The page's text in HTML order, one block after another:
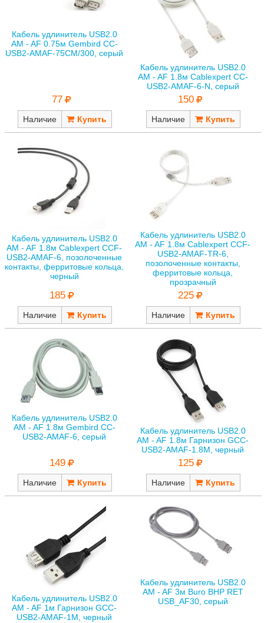
Кабель удлинитель USB2.0
AM - AF 0.75м Gembird CC-
USB2-AMAF-75CM/300, серый
77
Наличие
Кабель удлинитель USB2.0
AM - AF 1.8м Cablexpert CC-
USB2-AMAF-6-N, серый
150
Наличие
Кабель удлинитель USB2.0
AM - AF 1.8м Cablexpert CCF-
USB2-AMAF-6, позолоченные
контакты, ферритовые кольца,
черный
185
Наличие
Кабель удлинитель USB2.0
AM - AF 1.8м Cablexpert CCF-
USB2-AMAF-TR-6,
позолоченные контакты,
ферритовые кольца,
прозрачный
225
Наличие
Кабель удлинитель USB2.0
AM - AF 1.8м Gembird CC-
USB2-AMAF-6, серый
149
Наличие
Кабель удлинитель USB2.0
AM - AF 1.8м Гарнизон GCC-
USB2-AMAF-1.8M, черный
125
Наличие
Кабель удлинитель USB2.0
AM - AF 1м Гарнизон GCC-
USB2-AMAF-1M, черный
Кабель удлинитель USB2.0
AM - AF 3м Buro BHP RET
USB_AF30, серый